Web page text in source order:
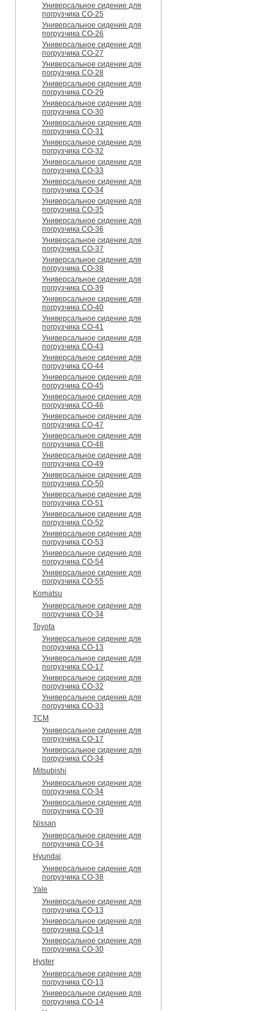
Универсальное сидение для
погрузчика CO-25
Универсальное сидение для
погрузчика CO-26
Универсальное сидение для
погрузчика CO-27
Универсальное сидение для
погрузчика CO-28
Универсальное сидение для
погрузчика CO-29
Универсальное сидение для
погрузчика CO-30
Универсальное сидение для
погрузчика CO-31
Универсальное сидение для
погрузчика CO-32
Универсальное сидение для
погрузчика CO-33
Универсальное сидение для
погрузчика CO-34
Универсальное сидение для
погрузчика CO-35
Универсальное сидение для
погрузчика CO-36
Универсальное сидение для
погрузчика CO-37
Универсальное сидение для
погрузчика CO-38
Универсальное сидение для
погрузчика CO-39
Универсальное сидение для
погрузчика CO-40
Универсальное сидение для
погрузчика CO-41
Универсальное сидение для
погрузчика CO-43
Универсальное сидение для
погрузчика CO-44
Универсальное сидение для
погрузчика CO-45
Универсальное сидение для
погрузчика CO-46
Универсальное сидение для
погрузчика CO-47
Универсальное сидение для
погрузчика CO-48
Универсальное сидение для
погрузчика CO-49
Универсальное сидение для
погрузчика CO-50
Универсальное сидение для
погрузчика CO-51
Универсальное сидение для
погрузчика CO-52
Универсальное сидение для
погрузчика CO-53
Универсальное сидение для
погрузчика CO-54
Универсальное сидение для
погрузчика CO-55
Komatsu
Универсальное сидение для
погрузчика CO-34
Toyota
Универсальное сидение для
погрузчика CO-13
Универсальное сидение для
погрузчика CO-17
Универсальное сидение для
погрузчика CO-32
Универсальное сидение для
погрузчика CO-33
TCM
Универсальное сидение для
погрузчика CO-17
Универсальное сидение для
погрузчика CO-34
Mitsubishi
Универсальное сидение для
погрузчика CO-34
Универсальное сидение для
погрузчика CO-39
Nissan
Универсальное сидение для
погрузчика CO-34
Hyundai
Универсальное сидение для
погрузчика CO-38
Yale
Универсальное сидение для
погрузчика CO-13
Универсальное сидение для
погрузчика CO-14
Универсальное сидение для
погрузчика CO-30
Hyster
Универсальное сидение для
погрузчика CO-13
Универсальное сидение для
погрузчика CO-14